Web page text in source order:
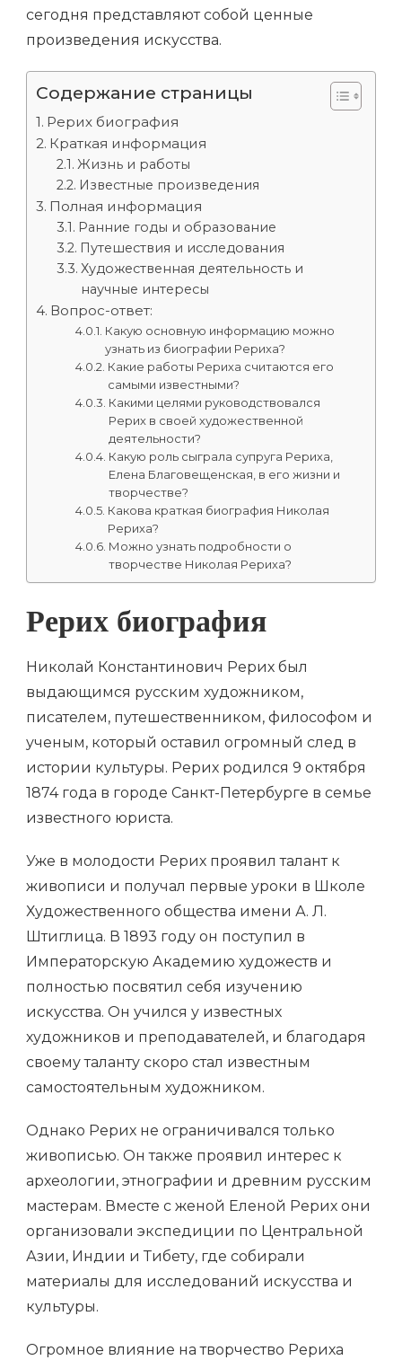
сегодня представляют собой ценные
произведения искусства.
Содержание страницы
Рерих биография
Краткая информация
Жизнь и работы
Известные произведения
Полная информация
Ранние годы и образование
Путешествия и исследования
Художественная деятельность и
научные интересы
Вопрос-ответ:
Какую основную информацию можно
узнать из биографии Рериха?
Какие работы Рериха считаются его
самыми известными?
Какими целями руководствовался
Рерих в своей художественной
деятельности?
Какую роль сыграла супруга Рериха,
Елена Благовещенская, в его жизни и
творчестве?
Какова краткая биография Николая
Рериха?
Можно узнать подробности о
творчестве Николая Рериха?
Рерих биография
Николай Константинович Рерих был
выдающимся русским художником,
писателем, путешественником, философом и
ученым, который оставил огромный след в
истории культуры. Рерих родился 9 октября
1874 года в городе Санкт-Петербурге в семье
известного юриста.
Уже в молодости Рерих проявил талант к
живописи и получал первые уроки в Школе
Художественного общества имени А. Л.
Штиглица. В 1893 году он поступил в
Императорскую Академию художеств и
полностью посвятил себя изучению
искусства. Он учился у известных
художников и преподавателей, и благодаря
своему таланту скоро стал известным
самостоятельным художником.
Однако Рерих не ограничивался только
живописью. Он также проявил интерес к
археологии, этнографии и древним русским
мастерам. Вместе с женой Еленой Рерих они
организовали экспедиции по Центральной
Азии, Индии и Тибету, где собирали
материалы для исследований искусства и
культуры.
Огромное влияние на творчество Рериха